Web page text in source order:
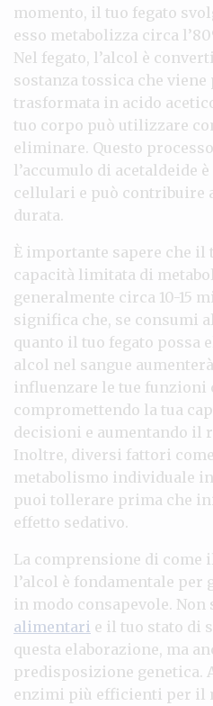
momento, il tuo fegato
esso metabolizza circa
Nel fegato, l’alcol è
sostanza tossica che
trasformata in acido
tuo corpo può utilizzare
eliminare. Questo
l’accumulo di acetaldeide
cellulari e può contribuire
durata.
È importante sapere che il
capacità limitata di
generalmente circa 10-15
significa che, se consumi
quanto il tuo fegato possa
alcol nel sangue
influenzare le tue funzioni
compromettendo la tua
decisioni e aumentando il
Inoltre, diversi fattori
metabolismo individuale
puoi tollerare prima che
effetto sedativo.
La comprensione di come
l’alcol è fondamentale per
in modo consapevole. Non
alimentari e il tuo stato di
questa elaborazione, ma
predisposizione genetica.
enzimi più efficienti per il